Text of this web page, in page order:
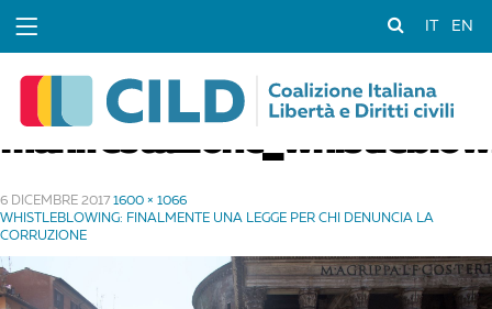
EN
6 DICEMBRE 2017 1600 × 1066
WHISTLEBLOWING: FINALMENTE UNA LEGGE PER CHI DENUNCIA LA
CORRUZIONE